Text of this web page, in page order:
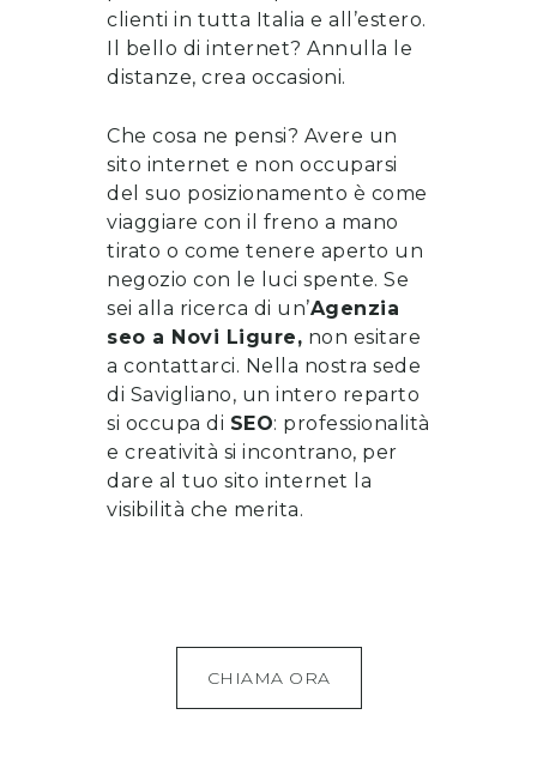
clienti in tutta Italia e all’estero.
Il bello di internet? Annulla le
distanze, crea occasioni.
Che cosa ne pensi? Avere un
sito internet e non occuparsi
del suo posizionamento è come
viaggiare con il freno a mano
tirato o come tenere aperto un
negozio con le luci spente. Se
sei alla ricerca di un’Agenzia
seo a Novi Ligure, non esitare
a contattarci. Nella nostra sede
di Savigliano, un intero reparto
si occupa di SEO: professionalità
e creatività si incontrano, per
dare al tuo sito internet la
visibilità che merita.
CHIAMA ORA